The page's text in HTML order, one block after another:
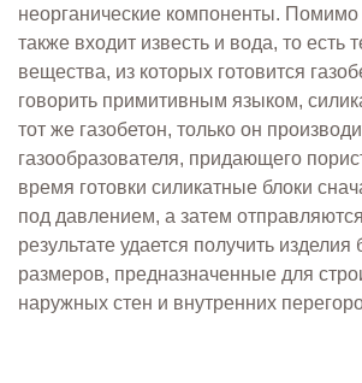
неорганические компоненты. Помимо
также входит известь и вода, то есть
вещества, из которых готовится
говорить примитивным языком,
тот же газобетон, только он
газообразователя, придающего
время готовки силикатные блоки
под давлением, а затем
результате удается получить
размеров, предназначенные для
наружных стен и внутренних